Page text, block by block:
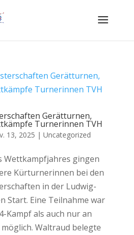
Gerätturnen,
Turnerinnen TVH
13, 2025 | Uncategorized
Wettkampfjahres gingen
Kürturnerinnen bei den
in der Ludwig-
Start. Eine Teilnahme war
Kampf als auch nur an
Waltraud belegte